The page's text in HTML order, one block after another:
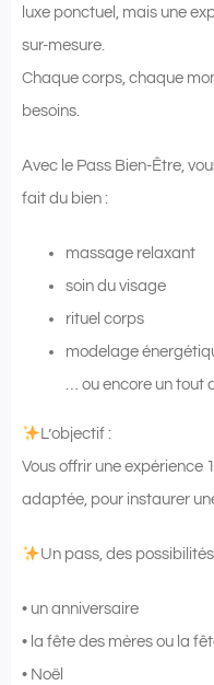
luxe ponctuel, mais une
sur-mesure.
Chaque corps, chaque
besoins.
Avec le Pass Bien-Être,
fait du bien :
massage relaxant
soin du visage
rituel corps
modelage
… ou encore un tout
L’objectif :
Vous offrir une expérience
adaptée, pour instaurer
Un pass, des
• un anniversaire
• la fête des mères ou la
• Noël